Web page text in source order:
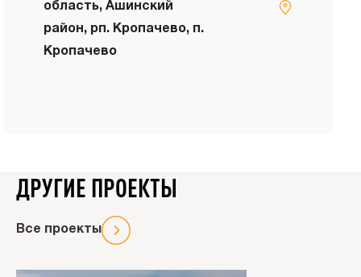
область, Ашинский
район, рп. Кропачево, п.
Кропачево
ДРУГИЕ ПРОЕКТЫ
Все проекты